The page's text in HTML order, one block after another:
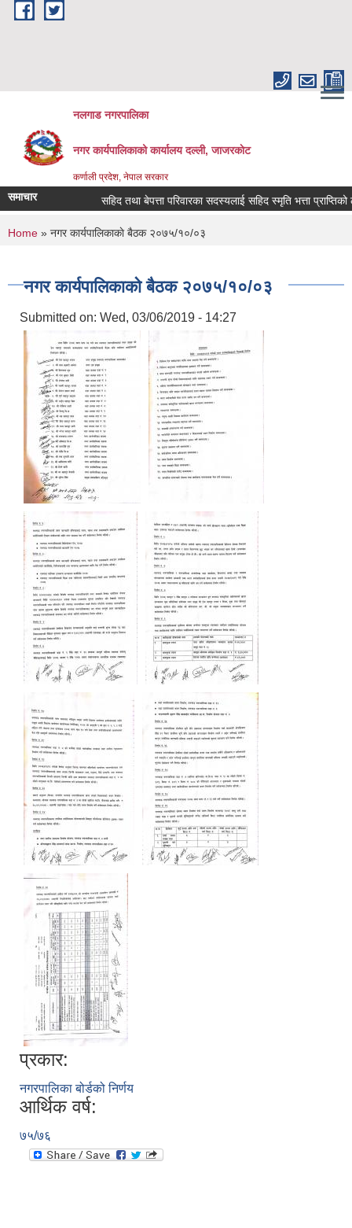
Skip to main content
नलगाड नगरपालिका
नगर कार्यपालिकाको कार्यालय दल्ली, जाजरकाेट
कर्णाली प्रदेश, नेपाल सरकार
समाचार सहिद तथा बेपत्ता परिवारका सदस्यलाई सहिद स्मृति भत्ता प्राप्तिको
You are here
Home » नगर कार्यपालिकाकाे बैठक २०७५/१०/०३
नगर कार्यपालिकाकाे बैठक २०७५/१०/०३
Submitted on: Wed, 03/06/2019 - 14:27
प्रकार:
नगरपालिका बोर्डको निर्णय
आर्थिक वर्ष:
७५/७६